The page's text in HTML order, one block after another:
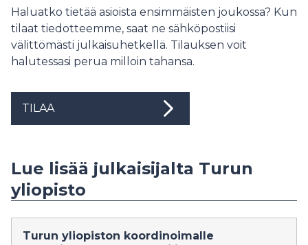
Haluatko tietää asioista ensimmäisten joukossa? Kun
tilaat tiedotteemme, saat ne sähköpostiisi
välittömästi julkaisuhetkellä. Tilauksen voit
halutessasi perua milloin tahansa.
TILAA
Lue lisää julkaisijalta Turun
yliopisto
Turun yliopiston koordinoimalle